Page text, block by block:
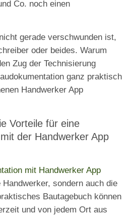
Co. noch einen
gerade verschwunden ist,
oder beides. Warum
Zug der Technisierung
ganz praktisch
Handwerker App
Vorteile für eine
der Handwerker App
mit Handwerker App
sondern auch die
Bautagebuch können
und von jedem Ort aus